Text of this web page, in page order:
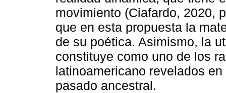
movimiento (Ciafardo, 2020,
que en esta propuesta la
de su poética. Asimismo, la
constituye como uno de los
latinoamericano revelados
pasado ancestral.